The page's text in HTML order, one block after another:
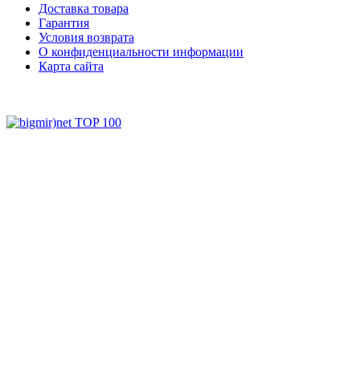
Доставка товара
Гарантия
Условия возврата
О конфиденциальности информации
Карта сайта